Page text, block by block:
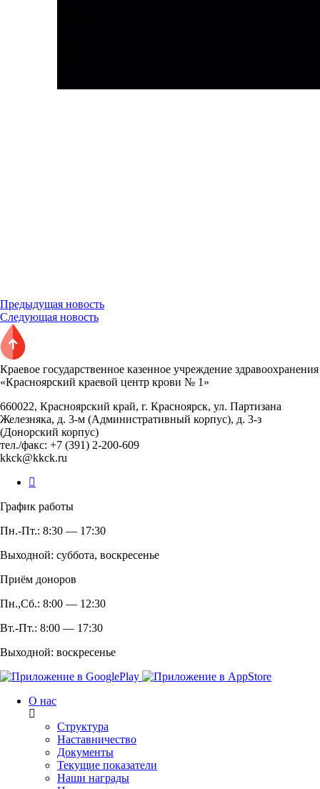
Предыдущая новость
Следующая новость
Краевое государственное казенное учреждение здравоохранения
«Красноярский краевой центр крови № 1»
660022, Красноярский край, г. Красноярск, ул. Партизана
Железняка, д. 3-м (Административный корпус), д. 3-з
(Донорский корпус)
тел./факс: +7 (391) 2-200-609
kkck@kkck.ru
График работы
Пн.-Пт.: 8:30 — 17:30
Выходной: суббота, воскресенье
Приём доноров
Пн.,Сб.: 8:00 — 12:30
Вт.-Пт.: 8:00 — 17:30
Выходной: воскресенье
О нас
Структура
Наставничество
Документы
Текущие показатели
Наши награды